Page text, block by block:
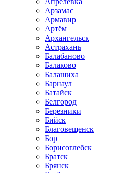
Арзамас
Армавир
Артём
Архангельск
Астрахань
Балабаново
Балаково
Балашиха
Барнаул
Батайск
Белгород
Березники
Бийск
Благовещенск
Бор
Борисоглебск
Братск
Брянск